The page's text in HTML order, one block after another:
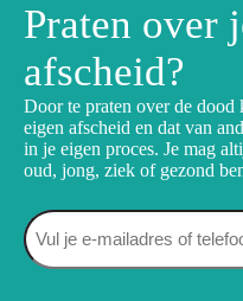
Praten over
afscheid?
Door te praten over de
eigen afscheid en dat van
in je eigen proces. Je mag
oud, jong, ziek of gezond
Naam